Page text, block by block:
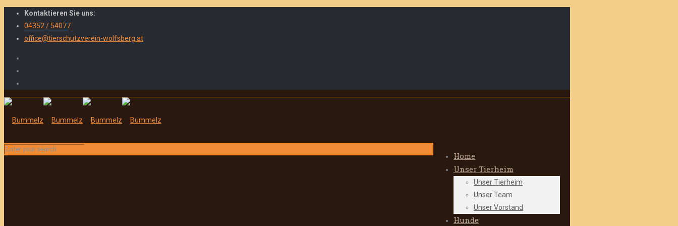
Kontaktieren Sie uns:
04352 / 54077
office@tierschutzverein-wolfsberg.at
Home
Unser Tierheim
Unser Tierheim
Unser Team
Unser Vorstand
Hunde